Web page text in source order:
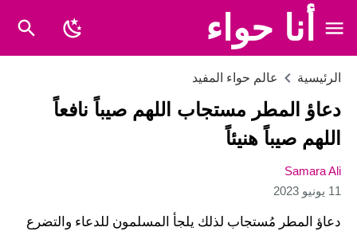
أنا حواء
الرئيسية عالم حواء المفيد
دعاؤ المطر مستجاب اللهم صيباً نافعاً
اللهم صيباً هنيئاً
Samara Ali
11 يونيو 2023
دعاؤ المطر مُستجاب لذلك يلجأ المسلمون للدعاء والتضرع